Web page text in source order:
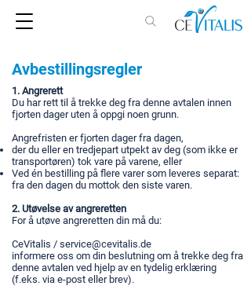
Avbestillingsregler
1. Angrerett
Du har rett til å trekke deg fra denne avtalen innen
fjorten dager uten å oppgi noen grunn.
Angrefristen er fjorten dager fra dagen,
der du eller en tredjepart utpekt av deg (som ikke er
transportøren) tok vare på varene, eller
Ved én bestilling på flere varer som leveres separat:
fra den dagen du mottok den siste varen.
2. Utøvelse av angreretten
For å utøve angreretten din må du:
CeVitalis / service@cevitalis.de
informere oss om din beslutning om å trekke deg fra
denne avtalen ved hjelp av en tydelig erklæring
(f.eks. via e-post eller brev).